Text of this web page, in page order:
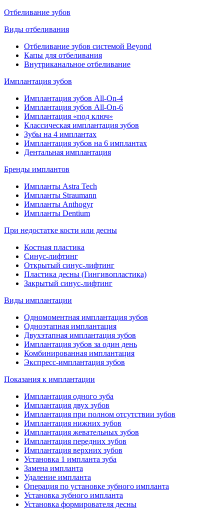
Отбеливание зубов
Виды отбеливания
Отбеливание зубов системой Beyond
Капы для отбеливания
Внутриканальное отбеливание
Имплантация зубов
Имплантация зубов All-On-4
Имплантация зубов All-On-6
Имплантация «под ключ»
Классическая имплантация зубов
Зубы на 4 имплантах
Имплантация зубов на 6 имплантах
Дентальная имплантация
Бренды имплантов
Импланты Astra Tech
Импланты Straumann
Импланты Anthogyr
Импланты Dentium
При недостатке кости или десны
Костная пластика
Синус-лифтинг
Открытый синус-лифтинг
Пластика десны (Гингивопластика)
Закрытый синус-лифтинг
Виды имплантации
Одномоментная имплантация зубов
Одноэтапная имплантация
Двухэтапная имплантация зубов
Имплантация зубов за один день
Комбинированная имплантация
Экспресс-имплантация зубов
Показания к имплантации
Имплантация одного зуба
Имплантация двух зубов
Имплантация при полном отсутствии зубов
Имплантация нижних зубов
Имплантация жевательных зубов
Имплантация передних зубов
Имплантация верхних зубов
Установка 1 импланта зуба
Замена импланта
Удаление импланта
Операция по установке зубного импланта
Установка зубного импланта
Установка формирователя десны